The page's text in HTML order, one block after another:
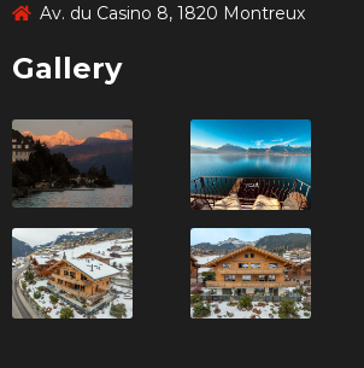
Av. du Casino 8, 1820 Montreux
Gallery